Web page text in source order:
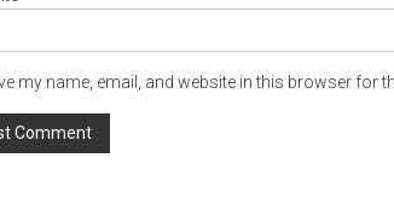
my name, email, and website in this browser for